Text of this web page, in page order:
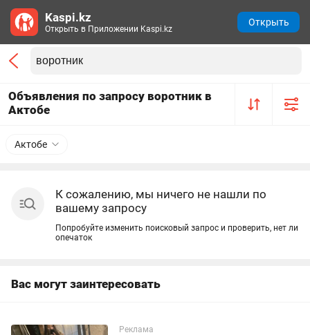
Объявления по запросу воротник в
Актобе
Актобе
К сожалению, мы ничего не нашли по
вашему запросу
Попробуйте изменить поисковый запрос и проверить, нет ли
опечаток
Вас могут заинтересовать
Реклама
Kaspi.kz
Открыть в Приложении Kaspi.kz
Открыть